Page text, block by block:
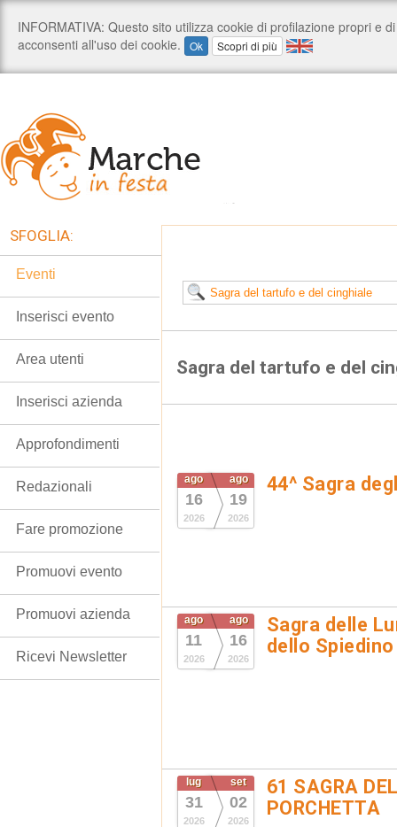
Sagra del tartufo e del
ago
16
2026
ago
19
2026
44^ Sagra
ago
11
2026
ago
16
2026
Sagra delle
dello Spiedino
lug
31
2026
set
02
2026
61 SAGRA
PORCHETTA
SFOGLIA:
Eventi
Inserisci evento
Area utenti
Inserisci azienda
Approfondimenti
Redazionali
Fare promozione
Promuovi evento
Promuovi azienda
Ricevi Newsletter